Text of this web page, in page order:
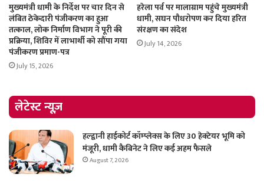
मुख्यमंत्री धामी के निर्देश पर चार दिन से
लंबित ठेकेदारी पंजीकरण का हुआ
तत्काल, लोक निर्माण विभाग ने पूरी की
प्रक्रिया, शिविर में लाभार्थी को सौंपा गया
पंजीकरण प्रमाण-पत्र
July 15, 2026
हरेला पर्व पर मालाग्राम पहुंचे मुख्यमंत्री
धामी, सघन पौधरोपण कर दिया हरित
संरक्षण का संदेश
July 14, 2026
लेटेस्ट न्यूज़
हल्द्वानी हाईकोर्ट कॉम्प्लेक्स के लिए 30 हेक्टेयर भूमि को
मंजूरी, धामी कैबिनेट ने लिए कई अहम फैसले
August 7, 2026